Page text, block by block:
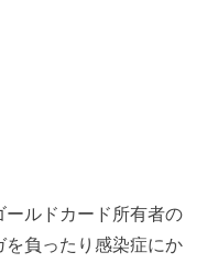
ルドカード所有者の
を負ったり感染症にか